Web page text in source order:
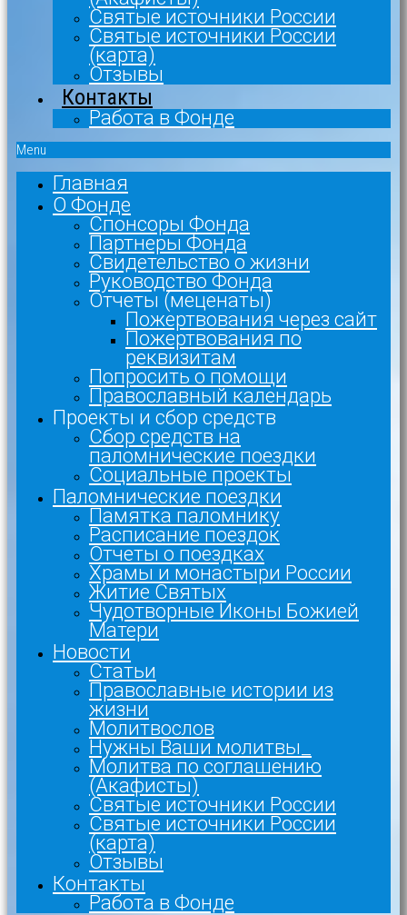
Святые источники России
Святые источники России
(карта)
Отзывы
Контакты
Работа в Фонде
Menu
Главная
О Фонде
Спонсоры Фонда
Партнеры Фонда
Свидетельство о жизни
Руководство Фонда
Отчеты (меценаты)
Пожертвования через сайт
Пожертвования по
реквизитам
Попросить о помощи
Православный календарь
Проекты и сбор средств
Сбор средств на
паломнические поездки
Социальные проекты
Паломнические поездки
Памятка паломнику
Расписание поездок
Отчеты о поездках
Храмы и монастыри России
Житие Святых
Чудотворные Иконы Божией
Матери
Новости
Статьи
Православные истории из
жизни
Молитвослов
Нужны Ваши молитвы_
Молитва по соглашению
(Акафисты)
Святые источники России
Святые источники России
(карта)
Отзывы
Контакты
Работа в Фонде